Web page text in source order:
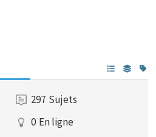
297 Sujets
0 En ligne